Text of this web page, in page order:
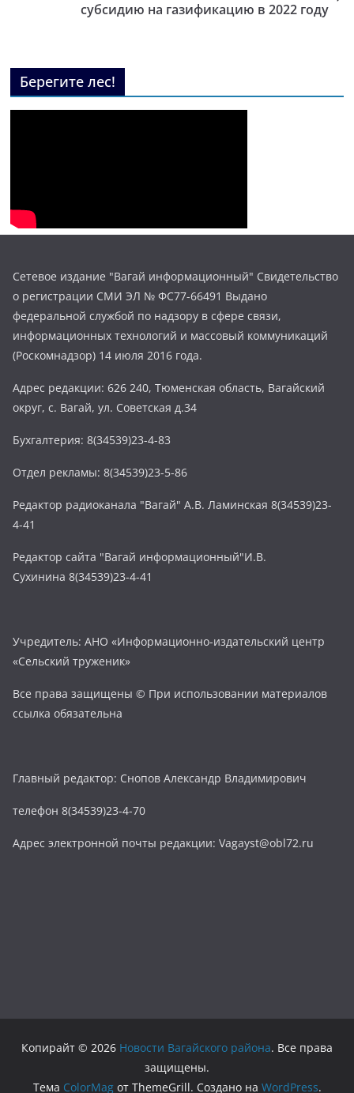
субсидию на газификацию в 2022 году
Берегите лес!
Сетевое издание "Вагай информационный" Свидетельство
о регистрации СМИ ЭЛ № ФС77-66491 Выдано
федеральной службой по надзору в сфере связи,
информационных технологий и массовый коммуникаций
(Роскомнадзор) 14 июля 2016 года.
Адрес редакции: 626 240, Тюменская область, Вагайский
округ, с. Вагай, ул. Советская д.34
Бухгалтерия: 8(34539)23-4-83
Отдел рекламы: 8(34539)23-5-86
Редактор радиоканала "Вагай" А.В. Ламинская 8(34539)23-
4-41
Редактор сайта "Вагай информационный"И.В.
Сухинина 8(34539)23-4-41
Учредитель: АНО «Информационно-издательский центр
«Сельский труженик»
Все права защищены © При использовании материалов
ссылка обязательна
Главный редактор: Снопов Александр Владимирович
телефон 8(34539)23-4-70
Адрес электронной почты редакции: Vagayst@obl72.ru
Копирайт © 2026 Новости Вагайского района. Все права
защищены.
Тема ColorMagот ThemeGrill. Создано на WordPress.